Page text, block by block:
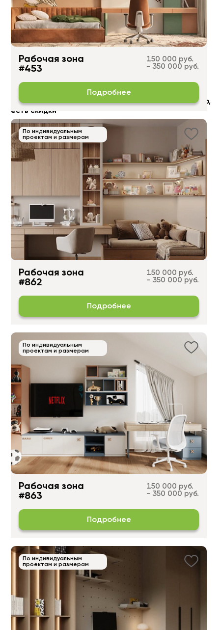
В нашем магазинеJoss Beaumont ламинатнедорого,
есть скидки
Рабочая зона
#453
150 000 руб.
- 350 000 руб.
Подробнее
По индивидуальным
проектам и размерам
Рабочая зона
#862
150 000 руб.
- 350 000 руб.
Подробнее
По индивидуальным
проектам и размерам
Рабочая зона
#863
150 000 руб.
- 350 000 руб.
Подробнее
По индивидуальным
проектам и размерам